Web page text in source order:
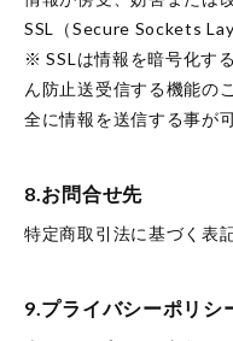
SSL（Secure Sockets
※ SSLは情報を暗号化す
ん防止送受信する機能の
全に情報を送信する事が
8.お問合せ先
特定商取引法に基づく表
9.プライバシーポリシ